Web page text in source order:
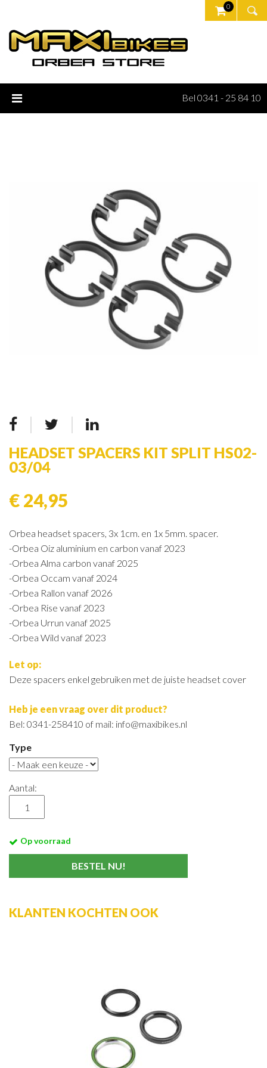
0
Bel 0341 - 25 84 10
HEADSET SPACERS KIT SPLIT HS02-
03/04
€ 24,95
Orbea headset spacers, 3x 1cm. en 1x 5mm. spacer.
-Orbea Oiz aluminium en carbon vanaf 2023
-Orbea Alma carbon vanaf 2025
-Orbea Occam vanaf 2024
-Orbea Rallon vanaf 2026
-Orbea Rise vanaf 2023
-Orbea Urrun vanaf 2025
-Orbea Wild vanaf 2023
Let op:
Deze spacers enkel gebruiken met de juiste headset cover
Heb je een vraag over dit product?
Bel: 0341-258410 of mail: info@maxibikes.nl
Type
Aantal:
Op voorraad
KLANTEN KOCHTEN OOK